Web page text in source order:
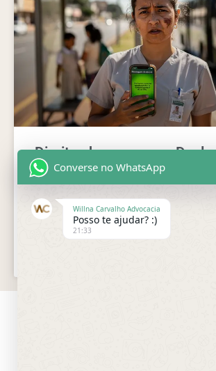
Direitos humanos e a
Universal
Entenda direitos humanos e a
Veja princípios, direitos e como agir
jurídica segura e prática.
NOSSOS
Converse no WhatsApp
Willna Carvalho Advocacia
Posso te ajudar? :)
21:33